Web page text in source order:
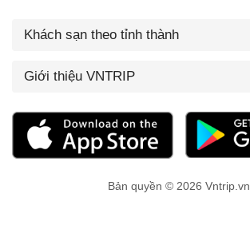
Khách sạn theo tỉnh thành
Giới thiệu VNTRIP
Bản quyền © 2026 Vntrip.vn